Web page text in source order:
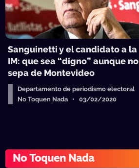
Sanguinetti y el candidato a la
IM: que sea “digno” aunque no
sepa de Montevideo
Departamento de periodismo electoral
No Toquen Nada • 03/02/2020
No Toquen Nada